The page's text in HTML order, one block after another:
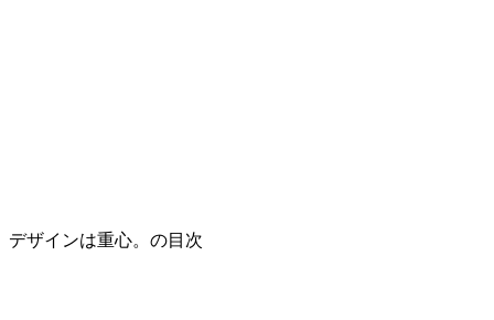
デザインは重心。の目次